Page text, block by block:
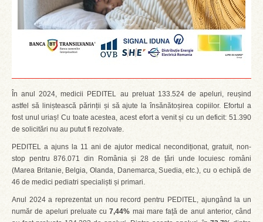
În anul 2024, medicii PEDITEL au preluat 133.524 de apeluri, reușind
astfel să liniștească părinții și să ajute la însănătoșirea copiilor. Efortul a
fost unul uriaș! Cu toate acestea, acest efort a venit și cu un deficit: 51.390
de solicitări nu au putut fi rezolvate.
PEDITEL a ajuns la 11 ani de ajutor medical necondiționat, gratuit, non-
stop pentru 876.071 din România și 28 de țări unde locuiesc români
(Marea Britanie, Belgia, Olanda, Danemarca, Suedia, etc.), cu o echipă de
46 de medici pediatri specialiști și primari.
Anul 2024 a reprezentat un nou record pentru PEDITEL, ajungând la un
număr de apeluri preluate cu7,44% mai mare față de anul anterior, când